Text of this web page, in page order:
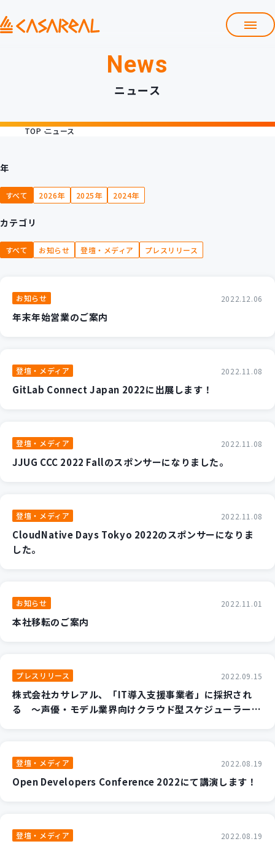
プロダクト開発支援
定型コース
カスタマイズコース 教材購入
パッケージ開発
イベント・セミナー
ニュース
採用情報
News
ニュース
TOP ニュース
年
すべて 2026年 2025年 2024年
カテゴリ
すべて お知らせ 登壇・メディア プレスリリース
お知らせ 2022.12.06
年末年始営業のご案内
登壇・メディア 2022.11.08
GitLab Connect Japan 2022に出展します！
登壇・メディア 2022.11.08
JJUG CCC 2022 Fallのスポンサーになりました。
登壇・メディア 2022.11.08
CloudNative Days Tokyo 2022のスポンサーになりま
した。
お知らせ 2022.11.01
本社移転のご案内
プレスリリース 2022.09.15
株式会社カサレアル、「IT導入支援事業者」に採択され
る ～声優・モデル業界向けクラウド型スケジューラー
登壇・メディア 2022.08.19
Open Developers Conference 2022にて講演します！
登壇・メディア 2022.08.19